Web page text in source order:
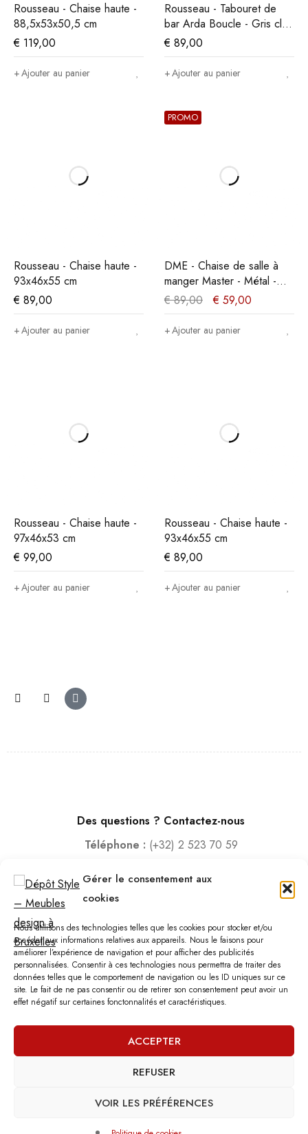
Gérer le consentement aux
cookies
Nous utilisons des technologies telles que les cookies pour stocker et/ou
accéder aux informations relatives aux appareils. Nous le faisons pour
améliorer l’expérience de navigation et pour afficher des publicités
personnalisées. Consentir à ces technologies nous permettra de traiter des
données telles que le comportement de navigation ou les ID uniques sur ce
site. Le fait de ne pas consentir ou de retirer son consentement peut avoir un
effet négatif sur certaines fonctonnalités et caractéristiques.
ACCEPTER
REFUSER
VOIR LES PRÉFÉRENCES
Rousseau - Chaise haute -
88,5x53x50,5 cm
€ 119,00
Ajouter au panier
Rousseau - Tabouret de
bar Arda Boucle - Gris clair
- 86x49x46 cm
€ 89,00
Ajouter au panier
Rousseau - Chaise haute -
93x46x55 cm
€ 89,00
Ajouter au panier
PROMO
DME - Chaise de salle à
manger Master - Métal -
Noir - 35x86x36cm
€89,00 € 59,00
Ajouter au panier
Rousseau - Chaise haute -
97x46x53 cm
€ 99,00
Ajouter au panier
Rousseau - Chaise haute -
93x46x55 cm
€ 89,00
Ajouter au panier
Des questions ? Contactez-nous
Téléphone : (+32) 2 523 70 59
Adresse : Rue des Deux Gares 6, 1070 Bruxelles
Lundi – Samedi :10:00 – 18:30
Vendredi :10:00-13:00 – 15:00 -18:30
Dimanche :12:00-18:00
Nous sommes fermés les jours fériés.
– Tous droits réservés.